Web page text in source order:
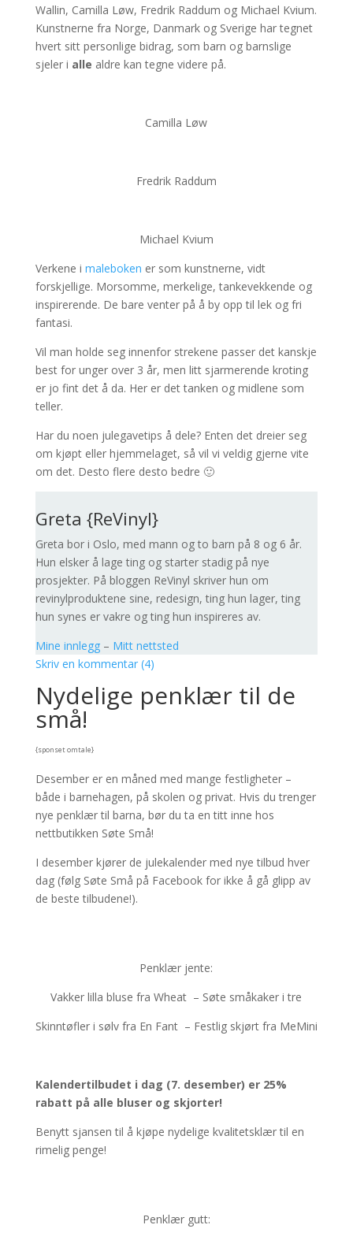
Wallin, Camilla Løw, Fredrik Raddum og Michael Kvium.
Kunstnerne fra Norge, Danmark og Sverige har tegnet
hvert sitt personlige bidrag, som barn og barnslige
sjeler i alle aldre kan tegne videre på.
Camilla Løw
Fredrik Raddum
Michael Kvium
Verkene i maleboken er som kunstnerne, vidt
forskjellige. Morsomme, merkelige, tankevekkende og
inspirerende. De bare venter på å by opp til lek og fri
fantasi.
Vil man holde seg innenfor strekene passer det kanskje
best for unger over 3 år, men litt sjarmerende kroting
er jo fint det å da. Her er det tanken og midlene som
teller.
Har du noen julegavetips å dele? Enten det dreier seg
om kjøpt eller hjemmelaget, så vil vi veldig gjerne vite
om det. Desto flere desto bedre 🙂
Greta {ReVinyl}
Greta bor i Oslo, med mann og to barn på 8 og 6 år.
Hun elsker å lage ting og starter stadig på nye
prosjekter. På bloggen ReVinyl skriver hun om
revinylproduktene sine, redesign, ting hun lager, ting
hun synes er vakre og ting hun inspireres av.
Mine innlegg– Mitt nettsted
Skriv en kommentar (4)
Nydelige penklær til de
små!
{sponset omtale}
Desember er en måned med mange festligheter –
både i barnehagen, på skolen og privat. Hvis du trenger
nye penklær til barna, bør du ta en titt inne hos
nettbutikken Søte Små!
I desember kjører de julekalender med nye tilbud hver
dag (følg Søte Små på Facebook for ikke å gå glipp av
de beste tilbudene!).
Penklær jente:
Vakker lilla bluse fra Wheat – Søte småkaker i tre
Skinntøfler i sølv fra En Fant – Festlig skjørt fra MeMini
Kalendertilbudet i dag (7. desember) er 25%
rabatt på alle bluser og skjorter!
Benytt sjansen til å kjøpe nydelige kvalitetsklær til en
rimelig penge!
Penklær gutt: